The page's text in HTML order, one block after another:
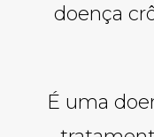
doença
É uma